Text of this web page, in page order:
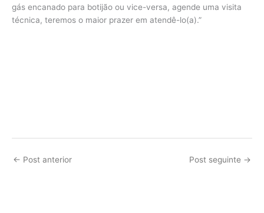
gás encanado para botijão ou vice-versa, agende uma visita
técnica, teremos o maior prazer em atendê-lo(a).”
← Post anterior Post seguinte →